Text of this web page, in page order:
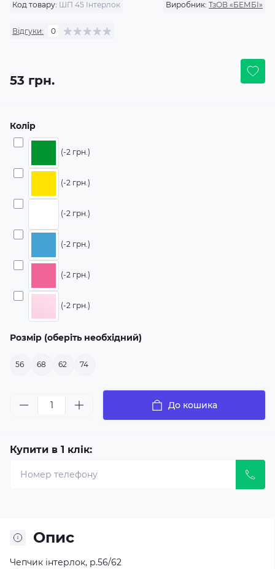
Код товару: ШП 45 Інтерлок Виробник: ТзОВ «БЕМБІ»
Відгуки: 0
53 грн.
Колір
(-2 грн.)
(-2 грн.)
(-2 грн.)
(-2 грн.)
(-2 грн.)
(-2 грн.)
Розмір (оберіть необхідний)
56 68 62 74
До кошика
Купити в 1 клік:
Опис
Чепчик інтерлок, р.56/62